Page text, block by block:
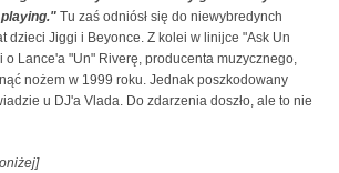
playing." Tu zaś odniósł się do niewybredynch
dzieci Jiggi i Beyonce. Z kolei w linijce "Ask Un
o Lance'a "Un" Riverę, producenta muzycznego,
nożem w 1999 roku. Jednak poszkodowany
u DJ'a Vlada. Do zdarzenia doszło, ale to nie